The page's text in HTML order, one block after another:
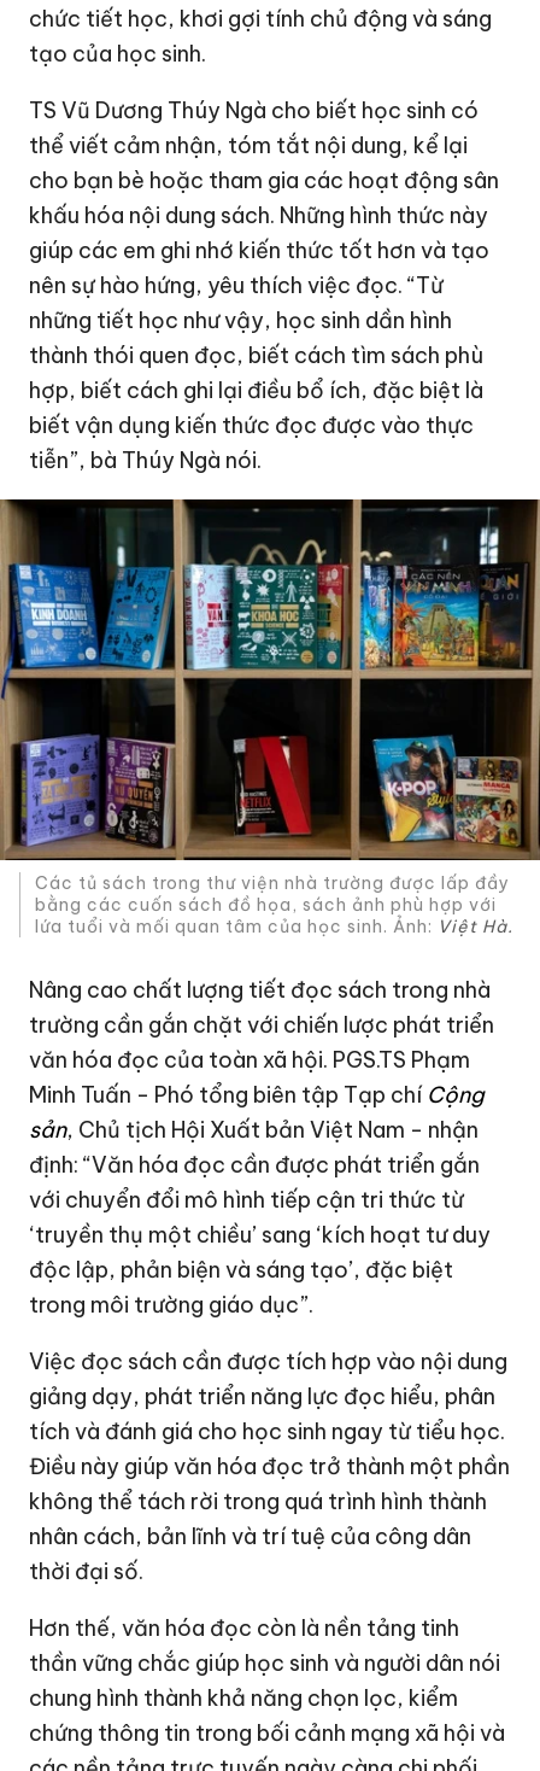
chức tiết học, khơi gợi tính chủ động và sáng
tạo của học sinh.
TS Vũ Dương Thúy Ngà cho biết học sinh có
thể viết cảm nhận, tóm tắt nội dung, kể lại
cho bạn bè hoặc tham gia các hoạt động sân
khấu hóa nội dung sách. Những hình thức này
giúp các em ghi nhớ kiến thức tốt hơn và tạo
nên sự hào hứng, yêu thích việc đọc. “Từ
những tiết học như vậy, học sinh dần hình
thành thói quen đọc, biết cách tìm sách phù
hợp, biết cách ghi lại điều bổ ích, đặc biệt là
biết vận dụng kiến thức đọc được vào thực
tiễn”, bà Thúy Ngà nói.
Các tủ sách trong thư viện nhà trường được lấp đầy
bằng các cuốn sách đồ họa, sách ảnh phù hợp với
lứa tuổi và mối quan tâm của học sinh. Ảnh: Việt Hà.
Nâng cao chất lượng tiết đọc sách trong nhà
trường cần gắn chặt với chiến lược phát triển
văn hóa đọc của toàn xã hội. PGS.TS Phạm
Minh Tuấn - Phó tổng biên tập Tạp chí Cộng
sản, Chủ tịch Hội Xuất bản Việt Nam - nhận
định: “Văn hóa đọc cần được phát triển gắn
với chuyển đổi mô hình tiếp cận tri thức từ
‘truyền thụ một chiều’ sang ‘kích hoạt tư duy
độc lập, phản biện và sáng tạo’, đặc biệt
trong môi trường giáo dục”.
Việc đọc sách cần được tích hợp vào nội dung
giảng dạy, phát triển năng lực đọc hiểu, phân
tích và đánh giá cho học sinh ngay từ tiểu học.
Điều này giúp văn hóa đọc trở thành một phần
không thể tách rời trong quá trình hình thành
nhân cách, bản lĩnh và trí tuệ của công dân
thời đại số.
Hơn thế, văn hóa đọc còn là nền tảng tinh
thần vững chắc giúp học sinh và người dân nói
chung hình thành khả năng chọn lọc, kiểm
chứng thông tin trong bối cảnh mạng xã hội và